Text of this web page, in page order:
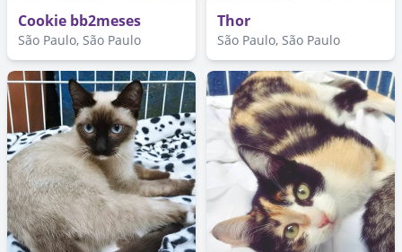
Cookie bb2meses
São Paulo, São Paulo
Thor
São Paulo, São Paulo